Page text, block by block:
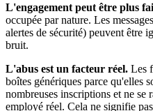
L'engagement peut être plus
occupée par nature. Les
alertes de sécurité) peuvent être
bruit.
L'abus est un facteur réel. Les
boîtes génériques parce qu'elles
nombreuses inscriptions et ne se
employé réel. Cela ne signifie